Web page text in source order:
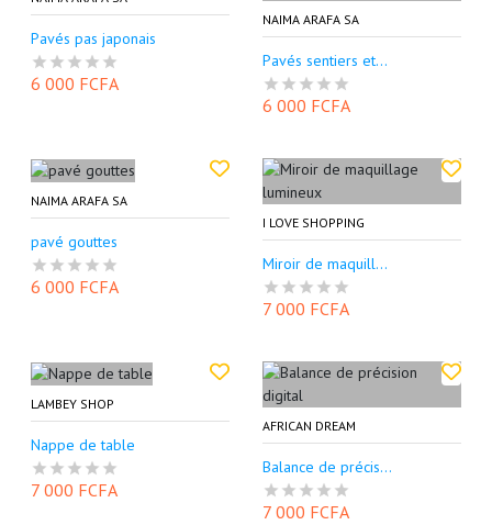
Pavés pas japonais
6 000 FCFA
NAIMA ARAFA SA
Pavés sentiers et...
6 000 FCFA
NAIMA ARAFA SA
pavé gouttes
6 000 FCFA
I LOVE SHOPPING
Miroir de maquill...
7 000 FCFA
LAMBEY SHOP
Nappe de table
7 000 FCFA
AFRICAN DREAM
Balance de précis...
7 000 FCFA